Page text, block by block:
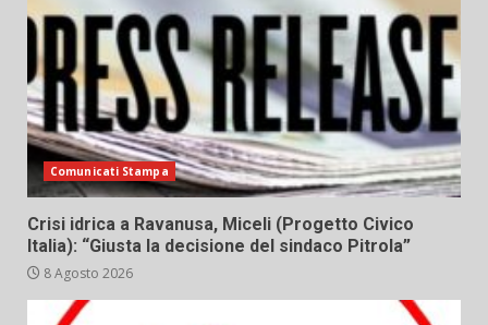
Comunicati Stampa
Crisi idrica a Ravanusa, Miceli (Progetto Civico
Italia): “Giusta la decisione del sindaco Pitrola”
8 Agosto 2026